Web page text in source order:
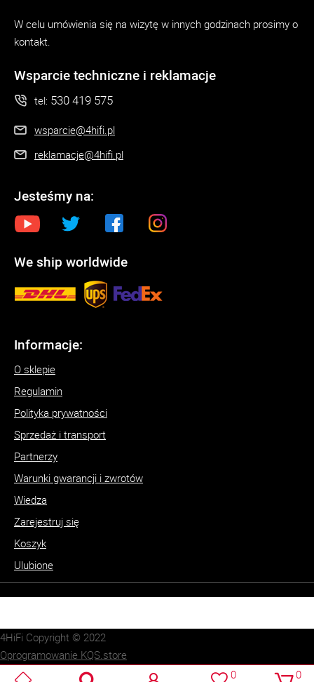
W celu umówienia się na wizytę w innych godzinach prosimy o
kontakt.
Wsparcie techniczne i reklamacje
tel: 530 419 575
wsparcie@4hifi.pl
reklamacje@4hifi.pl
Jesteśmy na:
We ship worldwide
Informacje:
O sklepie
Regulamin
Polityka prywatności
Sprzedaż i transport
Partnerzy
Warunki gwarancji i zwrotów
Wiedza
Zarejestruj się
Koszyk
Ulubione
0 0
4HiFi Copyright © 2022
Oprogramowanie KQS.store
Realizacja:
SUCRO.pl